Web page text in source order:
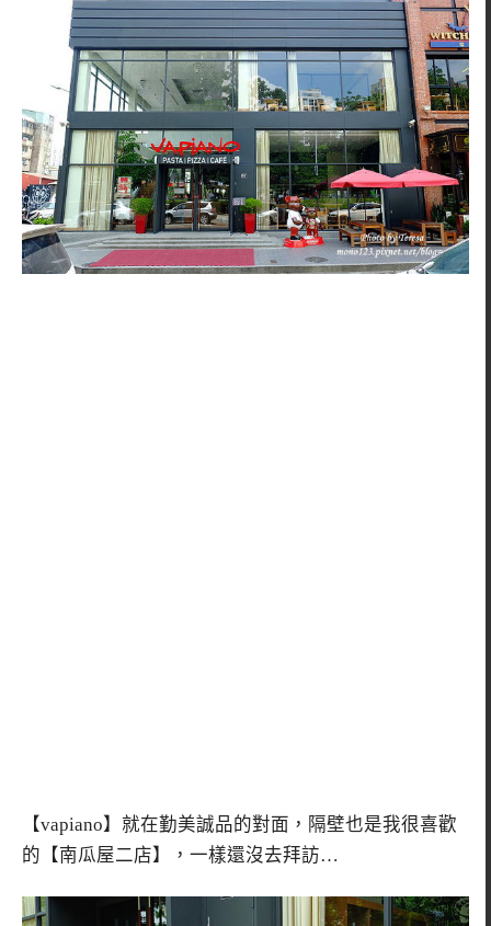
【vapiano】就在勤美誠品的對面，隔壁也是我很喜歡
的【南瓜屋二店】，一樣還沒去拜訪…